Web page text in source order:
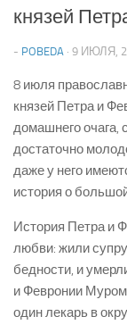
князей
- POBEDA · 9 ИЮЛЯ,
8 июля
князей Петра и
домашнего очага,
достаточно
даже у него
история о
История Петра и
любви: жили
бедности, и
и Февронии
один лекарь в